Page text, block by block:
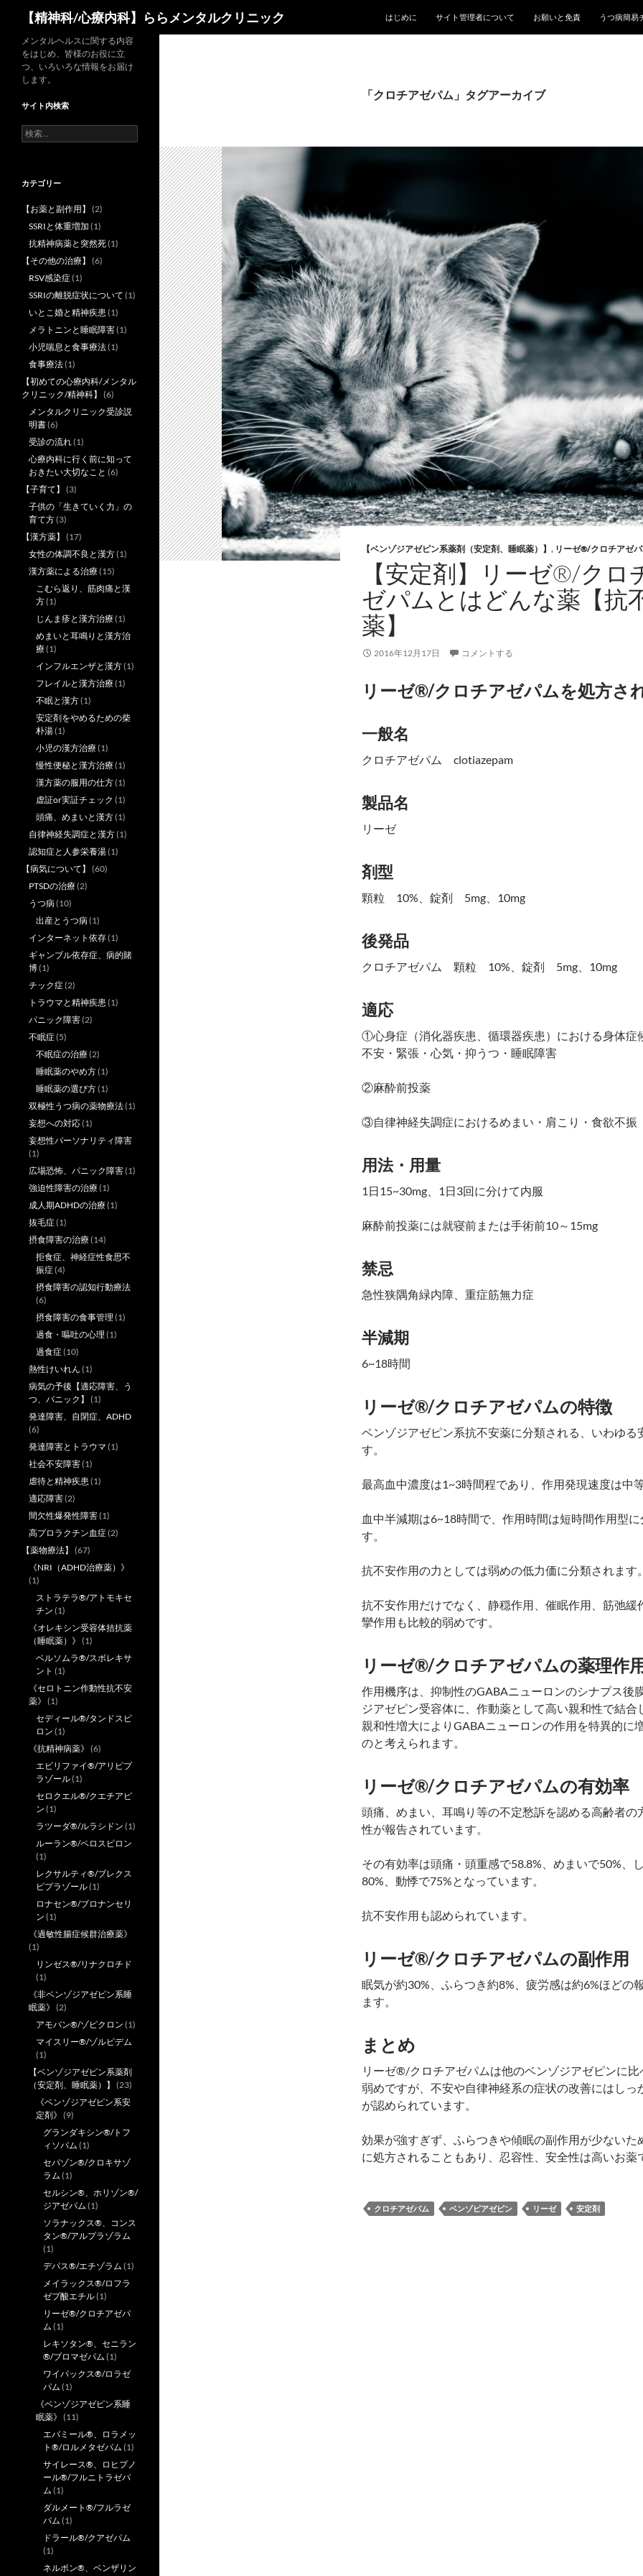
【精神科/心療内科】ららメンタルクリニック はじめに サイト管理者について お願いと免責 うつ病簡易
「クロチアゼパム」タグアーカイブ
【ベンゾジアゼピン系薬剤（安定剤、睡眠薬）】 , リーゼ®/クロチアゼ
【安定剤】リーゼ®/クロ
ゼパムとはどんな薬【抗
薬】
2016年12月17日 コメントする
リーゼ®/クロチアゼパムを処方さ
一般名
クロチアゼパム clotiazepam
製品名
リーゼ
剤型
顆粒 10%、錠剤 5mg、10mg
後発品
クロチアゼパム 顆粒 10%、錠剤 5mg、10mg
適応
①心身症（消化器疾患、循環器疾患）における身体症
不安・緊張・心気・抑うつ・睡眠障害
②麻酔前投薬
③自律神経失調症におけるめまい・肩こり・食欲不振
用法・用量
1日15~30mg、1日3回に分けて内服
麻酔前投薬には就寝前または手術前10～15mg
禁忌
急性狭隅角緑内障、重症筋無力症
半減期
6~18時間
リーゼ®/クロチアゼパムの特徴
ベンゾジアゼピン系抗不安薬に分類される、いわゆる
す。
最高血中濃度は1~3時間程であり、作用発現速度は中
血中半減期は6~18時間で、作用時間は短時間作用型
す。
抗不安作用の力としては弱めの低力価に分類されます
抗不安作用だけでなく、静穏作用、催眠作用、筋弛緩
攣作用も比較的弱めです。
リーゼ®/クロチアゼパムの薬理作
作用機序は、抑制性のGABAニューロンのシナプス後
ジアゼピン受容体に、作動薬として高い親和性で結合
親和性増大によりGABAニューロンの作用を特異的に
のと考えられます。
リーゼ®/クロチアゼパムの有効率
頭痛、めまい、耳鳴り等の不定愁訴を認める高齢者の
性が報告されています。
その有効率は頭痛・頭重感で58.8%、めまいで50%、
80%、動悸で75%となっています。
抗不安作用も認められています。
リーゼ®/クロチアゼパムの副作用
眠気が約30%、ふらつき約8%、疲労感は約6%ほどの
ます。
まとめ
リーゼ®/クロチアゼパムは他のベンゾジアゼピンに比
弱めですが、不安や自律神経系の症状の改善にはしっ
が認められています。
効果が強すぎず、ふらつきや傾眠の副作用が少ないた
に処方されることもあり、忍容性、安全性は高いお薬
クロチアゼパム ベンゾピアゼピン リーゼ 安定剤
メンタルヘルスに関する内容
をはじめ、皆様のお役に立
つ、いろいろな情報をお届け
します。
サイト内検索
検
索:
カテゴリー
【お薬と副作用】
(2)
SSRIと体重増加 (1)
抗精神病薬と突然死(1)
【その他の治療】
(6)
RSV感染症(1)
SSRIの離脱症状について (1)
いとこ婚と精神疾患 (1)
メラトニンと睡眠障害(1)
小児喘息と食事療法(1)
食事療法(1)
【初めての心療内科/メンタル
クリニック/精神科】
(6)
メンタルクリニック受診説
明書(6)
受診の流れ(1)
心療内科に行く前に知って
おきたい大切なこと (6)
【子育て】
(3)
子供の「生きていく力」の
育て方(3)
【漢方薬】
(17)
女性の体調不良と漢方(1)
漢方薬による治療(15)
こむら返り、筋肉痛と漢
方(1)
じんま疹と漢方治療(1)
めまいと耳鳴りと漢方治
療(1)
インフルエンザと漢方(1)
フレイルと漢方治療(1)
不眠と漢方(1)
安定剤をやめるための柴
朴湯(1)
小児の漢方治療(1)
慢性便秘と漢方治療(1)
漢方薬の服用の仕方(1)
虚証or実証チェック (1)
頭痛、めまいと漢方(1)
自律神経失調症と漢方(1)
認知症と人参栄養湯(1)
【病気について】
(60)
PTSDの治療(2)
うつ病(10)
出産とうつ病(1)
インターネット依存(1)
ギャンブル依存症、病的賭
博(1)
チック症(2)
トラウマと精神疾患 (1)
パニック障害(2)
不眠症(5)
不眠症の治療(2)
睡眠薬のやめ方(1)
睡眠薬の選び方(1)
双極性うつ病の薬物療法(1)
妄想への対応(1)
妄想性パーソナリティ障害
(1)
広場恐怖、パニック障害(1)
強迫性障害の治療(1)
成人期ADHDの治療(1)
抜毛症(1)
摂食障害の治療(14)
拒食症、神経症性食思不
振症(4)
摂食障害の認知行動療法
(6)
摂食障害の食事管理 (1)
過食・嘔吐の心理 (1)
過食症(10)
熱性けいれん (1)
病気の予後【適応障害、う
つ、パニック】
(1)
発達障害、自閉症、ADHD
(6)
発達障害とトラウマ (1)
社会不安障害(1)
虐待と精神疾患 (1)
適応障害(2)
間欠性爆発性障害(1)
高プロラクチン血症(2)
【薬物療法】
(67)
《NRI（ADHD治療薬）》
(1)
ストラテラ®/アトモキセ
チン (1)
《オレキシン受容体拮抗薬
（睡眠薬）》 (1)
ベルソムラ®/スボレキサ
ント (1)
《セロトニン作動性抗不安
薬》 (1)
セディール®/タンドスピ
ロン (1)
《抗精神病薬》 (6)
エビリファイ®/アリピプ
ラゾール(1)
セロクエル®/クエチアピ
ン (1)
ラツーダ®/ルラシドン (1)
ルーラン®/ペロスピロン
(1)
レクサルティ®/ブレクス
ピプラゾール(1)
ロナセン®/ブロナンセリ
ン (1)
《過敏性腸症候群治療薬》
(1)
リンゼス®/リナクロチド
(1)
《非ベンゾジアゼピン系睡
眠薬》 (2)
アモバン®/ゾピクロン (1)
マイスリー®/ゾルピデム
(1)
【ベンゾジアゼピン系薬剤
（安定剤、睡眠薬）】
(23)
《ベンゾジアゼピン系安
定剤》 (9)
グランダキシン®/トフ
ィソパム (1)
セパゾン®/クロキサゾ
ラム (1)
セルシン®、ホリゾン®/
ジアゼパム (1)
ソラナックス®、コンス
タン®/アルプラゾラム
(1)
デパス®/エチゾラム (1)
メイラックス®/ロフラ
ゼプ酸エチル(1)
リーゼ®/クロチアゼパ
ム (1)
レキソタン®、セニラン
®/ブロマゼパム (1)
ワイパックス®/ロラゼ
パム (1)
《ベンゾジアゼピン系睡
眠薬》 (11)
エバミール®、ロラメッ
ト®/ロルメタゼパム (1)
サイレース®、ロヒプノ
ール®/フルニトラゼパ
ム (1)
ダルメート®/フルラゼ
パム (1)
ドラール®/クアゼパム
(1)
ネルボン®、ベンザリン